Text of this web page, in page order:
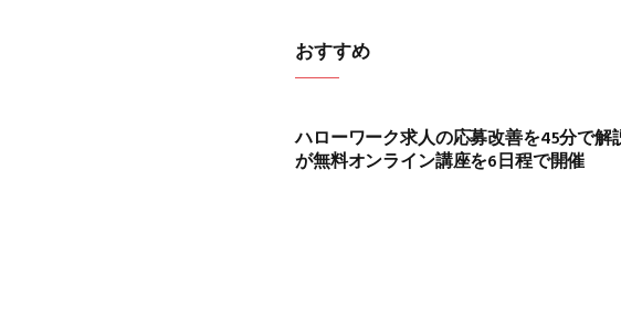
おすすめ
ハローワーク求人の応募改善を45分で解
が無料オンライン講座を6日程で開催